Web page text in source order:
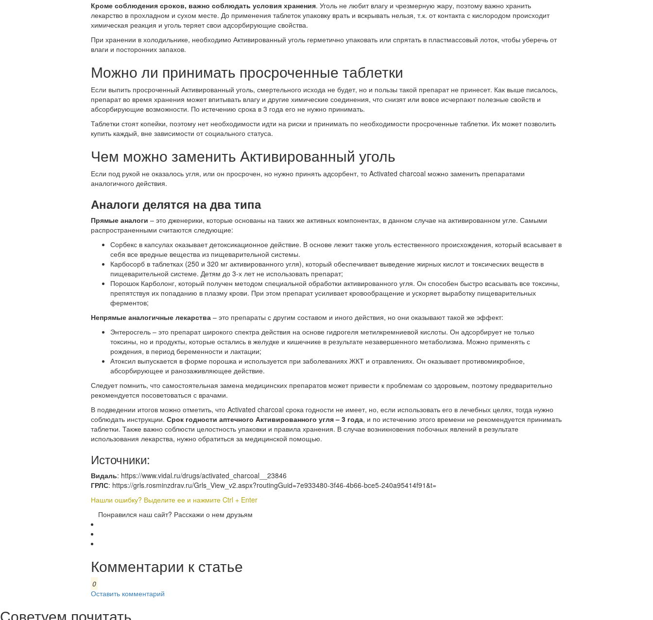
Кроме соблюдения сроков, важно соблюдать условия хранения. Уголь не любит влагу и чрезмерную жару, поэтому важно хранить
лекарство в прохладном и сухом месте. До применения таблеток упаковку врать и вскрывать нельзя, т.к. от контакта с кислородом происходит
химическая реакция и уголь теряет свои адсорбирующие свойства.
При хранении в холодильнике, необходимо Активированный уголь герметично упаковать или спрятать в пластмассовый лоток, чтобы уберечь от
влаги и посторонних запахов.
Можно ли принимать просроченные таблетки
Если выпить просроченный Активированный уголь, смертельного исхода не будет, но и пользы такой препарат не принесет. Как выше писалось,
препарат во время хранения может впитывать влагу и другие химические соединения, что снизят или вовсе исчерпают полезные свойств и
абсорбирующие возможности. По истечению срока в 3 года его не нужно принимать.
Таблетки стоят копейки, поэтому нет необходимости идти на риски и принимать по необходимости просроченные таблетки. Их может позволить
купить каждый, вне зависимости от социального статуса.
Чем можно заменить Активированный уголь
Если под рукой не оказалось угля, или он просрочен, но нужно принять адсорбент, то Activated charcoal можно заменить препаратами
аналогичного действия.
Аналоги делятся на два типа
Прямые аналоги – это дженерики, которые основаны на таких же активных компонентах, в данном случае на активированном угле. Самыми
распространенными считаются следующие:
Сорбекс в капсулах оказывает детоксикационное действие. В основе лежит также уголь естественного происхождения, который всасывает в
себя все вредные вещества из пищеварительной системы.
Карбосорб в таблетках (250 и 320 мг активированного угля), который обеспечивает выведение жирных кислот и токсических веществ в
пищеварительной системе. Детям до 3-х лет не использовать препарат;
Порошок Карболонг, который получен методом специальной обработки активированного угля. Он способен быстро всасывать все токсины,
препятствуя их попаданию в плазму крови. При этом препарат усиливает кровообращение и ускоряет выработку пищеварительных
ферментов;
Непрямые аналогичные лекарства – это препараты с другим составом и иного действия, но они оказывают такой же эффект:
Энтеросгель – это препарат широкого спектра действия на основе гидрогеля метилкремниевой кислоты. Он адсорбирует не только
токсины, но и продукты, которые остались в желудке и кишечнике в результате незавершенного метаболизма. Можно применять с
рождения, в период беременности и лактации;
Атоксил выпускается в форме порошка и используется при заболеваниях ЖКТ и отравлениях. Он оказывает противомикробное,
абсорбирующее и ранозаживляющее действие.
Следует помнить, что самостоятельная замена медицинских препаратов может привести к проблемам со здоровьем, поэтому предварительно
рекомендуется посоветоваться с врачами.
В подведении итогов можно отметить, что Activated charcoal срока годности не имеет, но, если использовать его в лечебных целях, тогда нужно
соблюдать инструкции. Срок годности аптечного Активированного угля – 3 года, и по истечению этого времени не рекомендуется принимать
таблетки. Также важно соблюсти целостность упаковки и правила хранения. В случае возникновения побочных явлений в результате
использования лекарства, нужно обратиться за медицинской помощью.
Источники:
Видаль: https://www.vidal.ru/drugs/activated_charcoal__23846
ГРЛС: https://grls.rosminzdrav.ru/Grls_View_v2.aspx?routingGuid=7e933480-3f46-4b66-bce5-240a95414f91&t=
Нашли ошибку? Выделите ее и нажмите Ctrl + Enter
Понравился наш сайт? Расскажи о нем друзьям
Комментарии к статье
0
Оставить комментарий